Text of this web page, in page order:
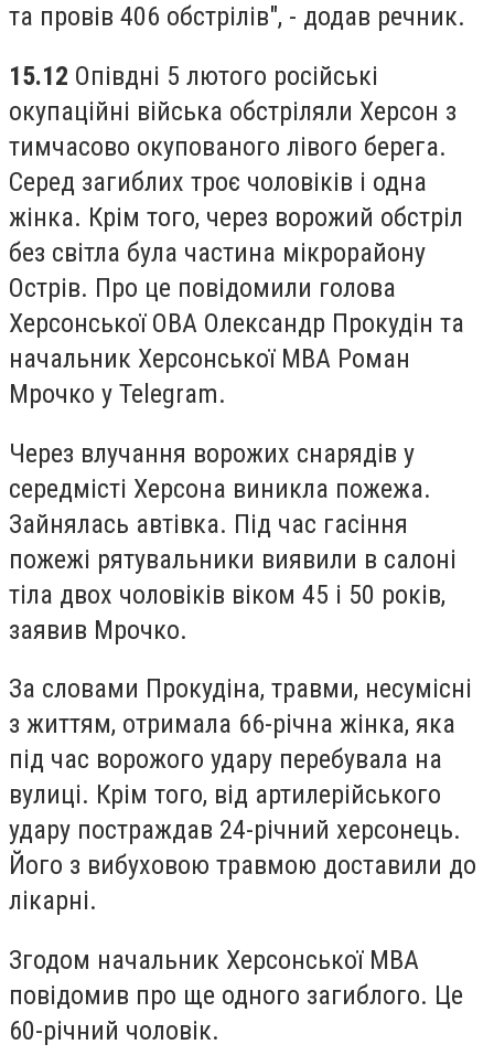
та провів 406 обстрілів", - додав речник.
15.12 Опівдні 5 лютого російські
окупаційні війська обстріляли Херсон з
тимчасово окупованого лівого берега.
Серед загиблих троє чоловіків і одна
жінка. Крім того, через ворожий обстріл
без світла була частина мікрорайону
Острів. Про це повідомили голова
Херсонської ОВА Олександр Прокудін та
начальник Херсонської МВА Роман
Мрочко у Telegram.
Через влучання ворожих снарядів у
середмісті Херсона виникла пожежа.
Зайнялась автівка. Під час гасіння
пожежі рятувальники виявили в салоні
тіла двох чоловіків віком 45 і 50 років,
заявив Мрочко.
За словами Прокудіна, травми, несумісні
з життям, отримала 66-річна жінка, яка
під час ворожого удару перебувала на
вулиці. Крім того, від артилерійського
удару постраждав 24-річний херсонець.
Його з вибуховою травмою доставили до
лікарні.
Згодом начальник Херсонської МВА
повідомив про ще одного загиблого. Це
60-річний чоловік.